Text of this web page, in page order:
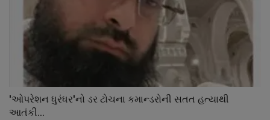
'ઓપરેશન ધુરંધર'નો ડર ટોચના કમાન્ડરોની સતત હત્યાથી
આતંકી...